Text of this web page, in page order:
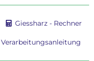
Giessharz - Rechner
Verarbeitungsanleitung